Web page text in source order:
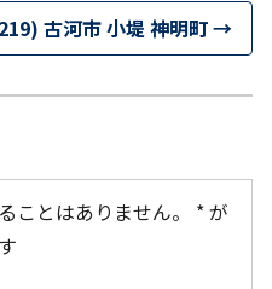
古河市 小堤 神明町→
ことはありません。
*が